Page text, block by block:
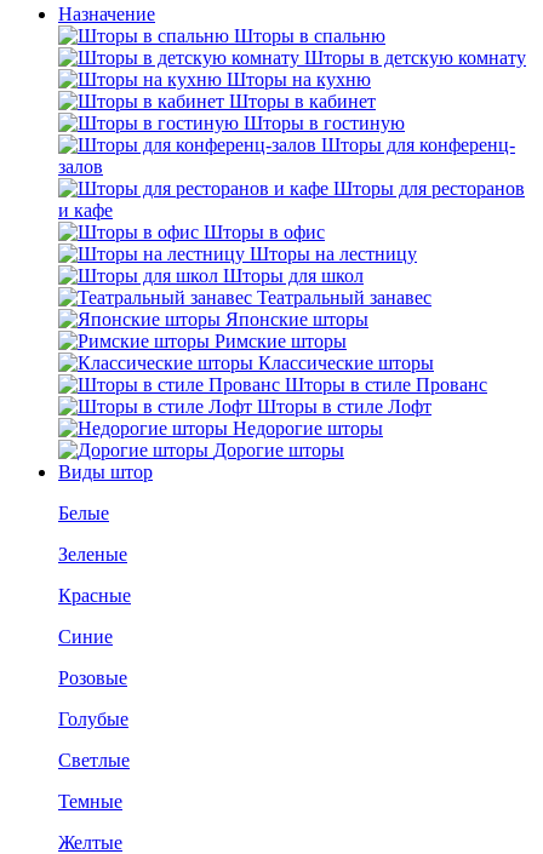
Назначение
Шторы в спальню
Шторы в детскую комнату
Шторы на кухню
Шторы в кабинет
Шторы в гостиную
Шторы для конференц-
залов
Шторы для ресторанов
и кафе
Шторы в офис
Шторы на лестницу
Шторы для школ
Театральный занавес
Японские шторы
Римские шторы
Классические шторы
Шторы в стиле Прованс
Шторы в стиле Лофт
Недорогие шторы
Дорогие шторы
Виды штор
Белые
Зеленые
Красные
Синие
Розовые
Голубые
Светлые
Темные
Желтые